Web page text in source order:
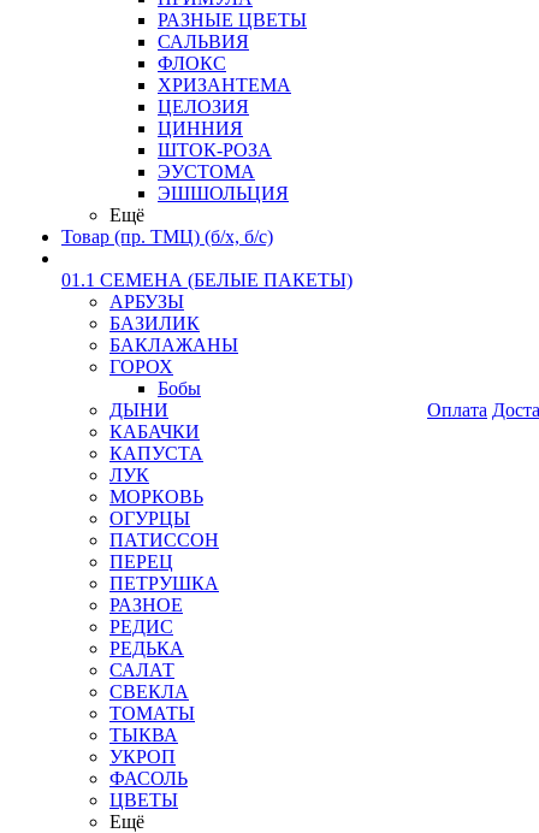
РАЗНЫЕ ЦВЕТЫ
САЛЬВИЯ
ФЛОКС
ХРИЗАНТЕМА
ЦЕЛОЗИЯ
ЦИННИЯ
ШТОК-РОЗА
ЭУСТОМА
ЭШШОЛЬЦИЯ
Ещё
Товар (пр. ТМЦ) (б/х, б/с)
01.1 СЕМЕНА (БЕЛЫЕ ПАКЕТЫ)
АРБУЗЫ
БАЗИЛИК
БАКЛАЖАНЫ
ГОРОХ
Бобы
ДЫНИ
КАБАЧКИ
КАПУСТА
ЛУК
МОРКОВЬ
ОГУРЦЫ
ПАТИССОН
ПЕРЕЦ
ПЕТРУШКА
РАЗНОЕ
РЕДИС
РЕДЬКА
САЛАТ
СВЕКЛА
ТОМАТЫ
ТЫКВА
УКРОП
ФАСОЛЬ
ЦВЕТЫ
Ещё
Оплата